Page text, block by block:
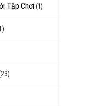
Tập Chơi(1)